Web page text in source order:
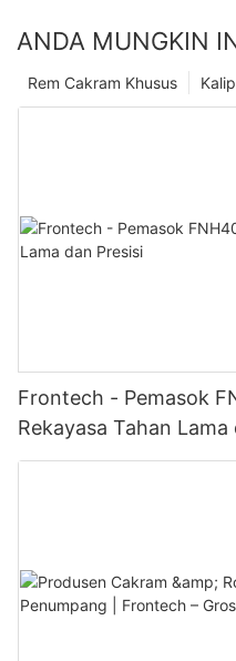
ANDA MUNGKIN
Rem Cakram Khusus
Frontech - Pemasok
Rekayasa Tahan Lama